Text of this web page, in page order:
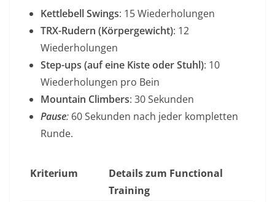
Kettlebell Swings: 15 Wiederholungen
TRX-Rudern (Körpergewicht): 12
Wiederholungen
Step-ups (auf eine Kiste oder Stuhl): 10
Wiederholungen pro Bein
Mountain Climbers: 30 Sekunden
Pause: 60 Sekunden nach jeder kompletten
Runde.
Kriterium
Details zum Functional
Training